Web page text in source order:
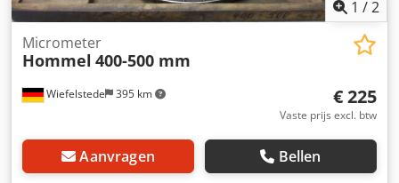
1 /2
Wiefelstede 395 km
Micrometer
Hommel 400-500 mm
€ 225
Vaste prijs excl. btw
Aanvragen Bellen